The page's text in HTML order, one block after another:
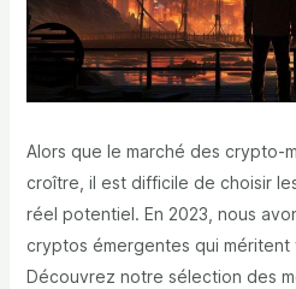
Alors que le marché des crypto-
croître, il est difficile de choisir
réel potentiel. En 2023, nous
cryptos émergentes qui
Découvrez notre sélection des